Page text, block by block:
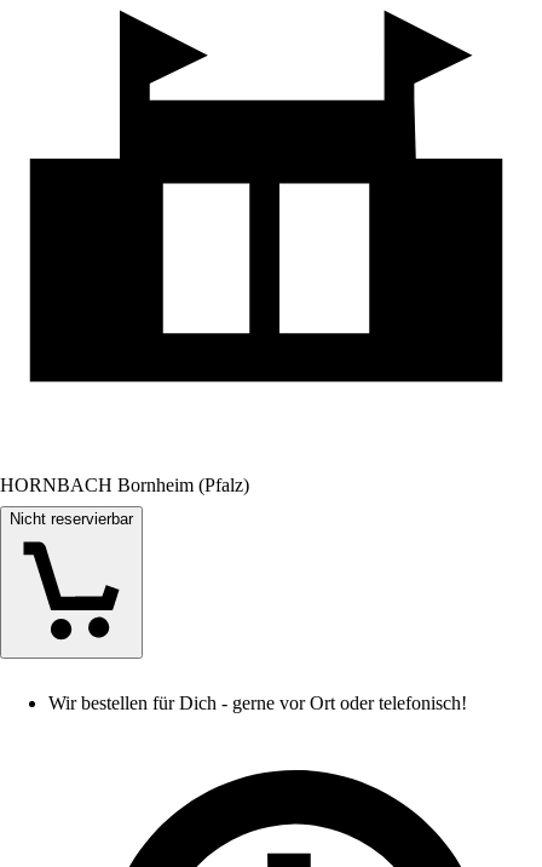
HORNBACH Bornheim (Pfalz)
Nicht reservierbar
Wir bestellen für Dich - gerne vor Ort oder telefonisch!